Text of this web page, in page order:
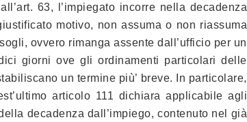
63, l’impiegato incorre nella decadenza
motivo, non assuma o non riassuma
ovvero rimanga assente dall’ufficio per un
giorni ove gli ordinamenti particolari delle
un termine più’ breve. In particolare,
articolo 111 dichiara applicabile agli
decadenza dall’impiego, contenuto nel già